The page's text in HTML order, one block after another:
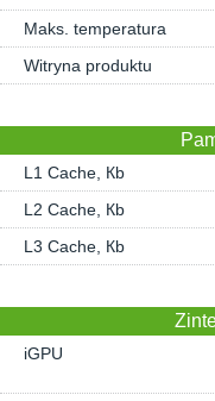
Maks. temperatura
Witryna produktu
L1 Cache, Кb
L2 Cache, Кb
L3 Cache, Кb
iGPU